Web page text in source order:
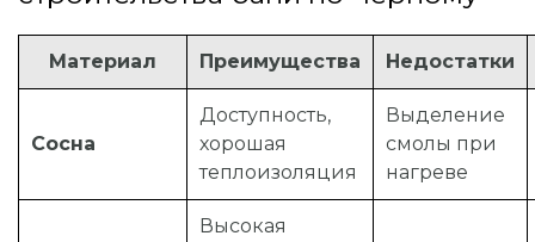
Материал Преимущества Недостатки
Сосна
Доступность,
хорошая
теплоизоляция
Выделение
смолы при
нагреве
Высокая